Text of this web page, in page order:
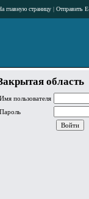
главную страницу | Отправить
область
Имя пользователя
Пароль